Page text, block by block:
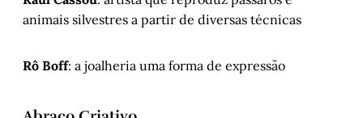
animais silvestres a partir de diversas técnicas
Rô Boff: a joalheria uma forma de expressão